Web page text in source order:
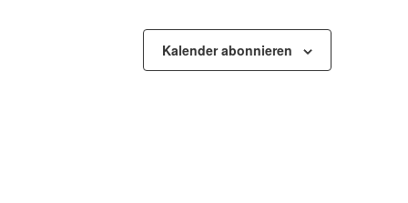
Kalender abonnieren